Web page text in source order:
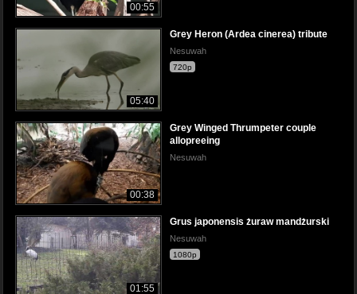
00:55
05:40
Grey Heron (Ardea cinerea) tribute
Nesuwah
720p
00:38
Grey Winged Thrumpeter couple
allopreeing
Nesuwah
01:55
Grus japonensis żuraw mandżurski
Nesuwah
1080p